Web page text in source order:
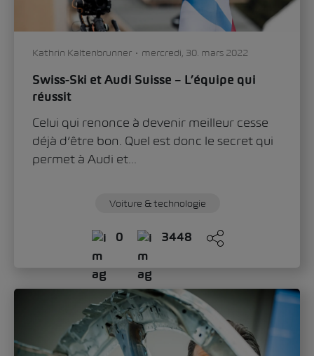
Kathrin Kaltenbrunner mercredi, 30. mars 2022
Swiss-Ski et Audi Suisse – L’équipe qui
réussit
Celui qui renonce à devenir meilleur cesse
déjà d’être bon. Quel est donc le secret qui
permet à Audi et...
Voiture & technologie
0 3448